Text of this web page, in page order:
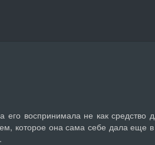
воспринимала не как средство
которое она сама себе дала еще